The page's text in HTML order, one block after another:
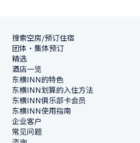
搜索空房/预订住宿
团体・集体预订
精选
酒店一览
东横INN的特色
东横INN划算的入住方法
东横INN俱乐部卡会员
东横INN使用指南
企业客户
常见问题